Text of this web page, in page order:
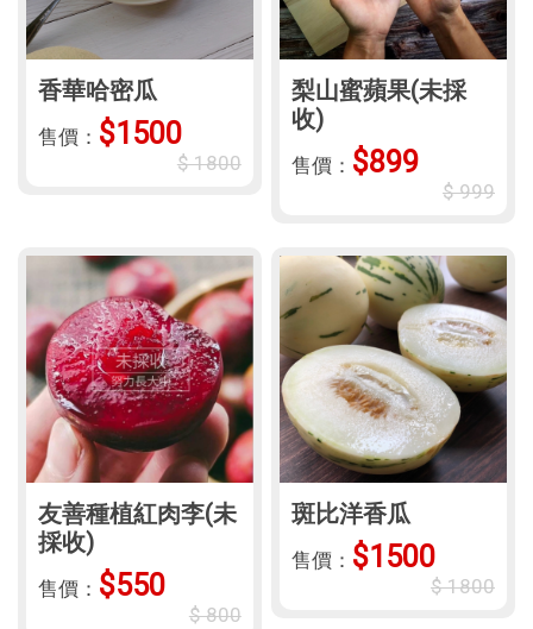
香華哈密瓜
售價： $1500
$ 1800
梨山蜜蘋果(未採
收)
售價： $899
$ 999
友善種植紅肉李(未
採收)
售價： $550
$ 800
斑比洋香瓜
售價： $1500
$ 1800